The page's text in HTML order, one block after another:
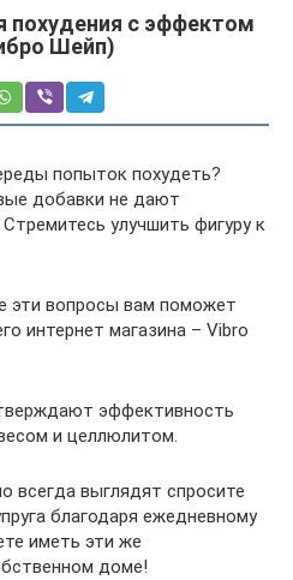
с эффектом
Шейп)
попыток похудеть?
добавки не дают
улучшить фигуру к
эти вопросы вам поможет
интернет магазина – Vibro
эффективность
и целлюлитом.
всегда выглядят спросите
благодаря ежедневному
иметь эти же
доме!